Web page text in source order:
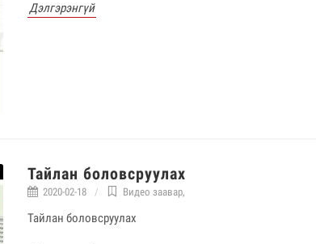
Дэлгэрэнгүй
Тайлан боловсруулах
2020-02-18 Видео заавар,
Тайлан боловсруулах